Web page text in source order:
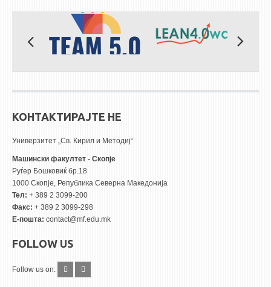
КОНТАКТИРАЈТЕ НЕ
Универзитет „Св. Кирил и Методиј“
Машински факултет - Скопје
Руѓер Бошковиќ бр.18
1000 Скопје, Република Северна Македонија
Тел: + 389 2 3099-200
Факс: + 389 2 3099-298
Е-пошта: contact@mf.edu.mk
FOLLOW US
Follow us on: